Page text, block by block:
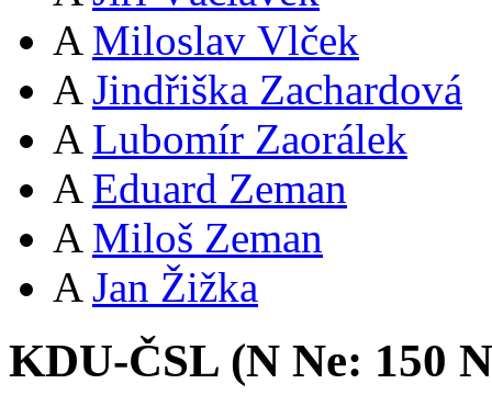
A Miloslav Vlček
A Jindřiška Zachardová
A Lubomír Zaorálek
A Eduard Zeman
A Miloš Zeman
A Jan Žižka
KDU-ČSL (N Ne: 150